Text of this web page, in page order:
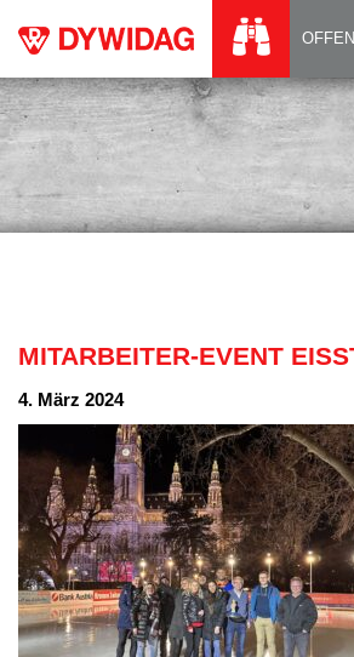
MITARBEITER-EVENT
4. März 2024